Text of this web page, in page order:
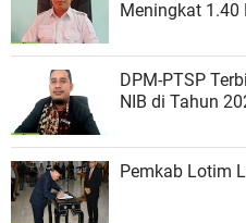
Meningkat 1.40
DPM-PTSP
NIB di Tahun
Pemkab Lotim